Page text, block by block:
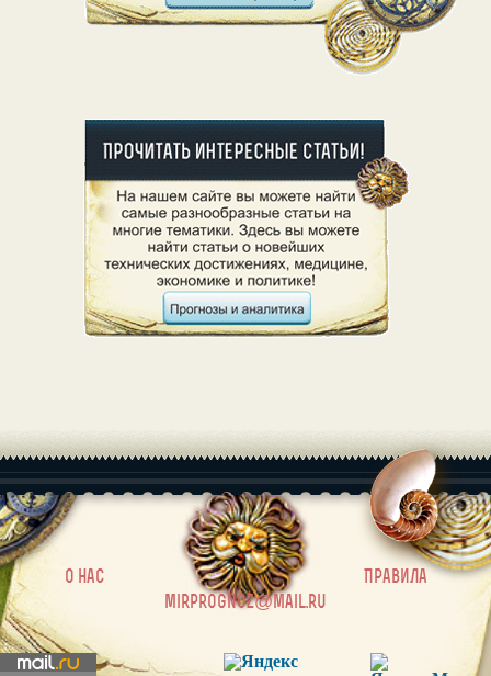
Постоянство в личных
О нас |
Правила
mirprognoz@mail.ru